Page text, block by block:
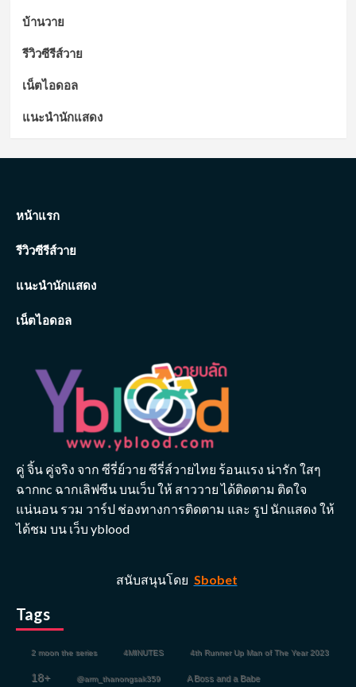
บ้านวาย
รีวิวซีรีส์วาย
เน็ตไอดอล
แนะนำนักแสดง
หน้าแรก
รีวิวซีรีส์วาย
แนะนำนักแสดง
เน็ตไอดอล
คู่ จิ้น คู่จริง จาก ซีรี่ย์วาย ซีรี่ส์วายไทย ร้อนแรง น่ารัก ใสๆ
ฉากnc ฉากเลิฟซีน บนเว็บ ให้ สาววาย ได้ติดตาม ติดใจ
แน่นอน รวม วาร์ป ช่องทางการติดตาม และ รูป นักแสดง ให้
ได้ชม บน เว็บ yblood
สนับสนุนโดย Sbobet
Tags
2 moon the series 4MINUTES 4th Runner Up Man of The Year 2023
18+ @arm_thanongsak359 A Boss and a Babe